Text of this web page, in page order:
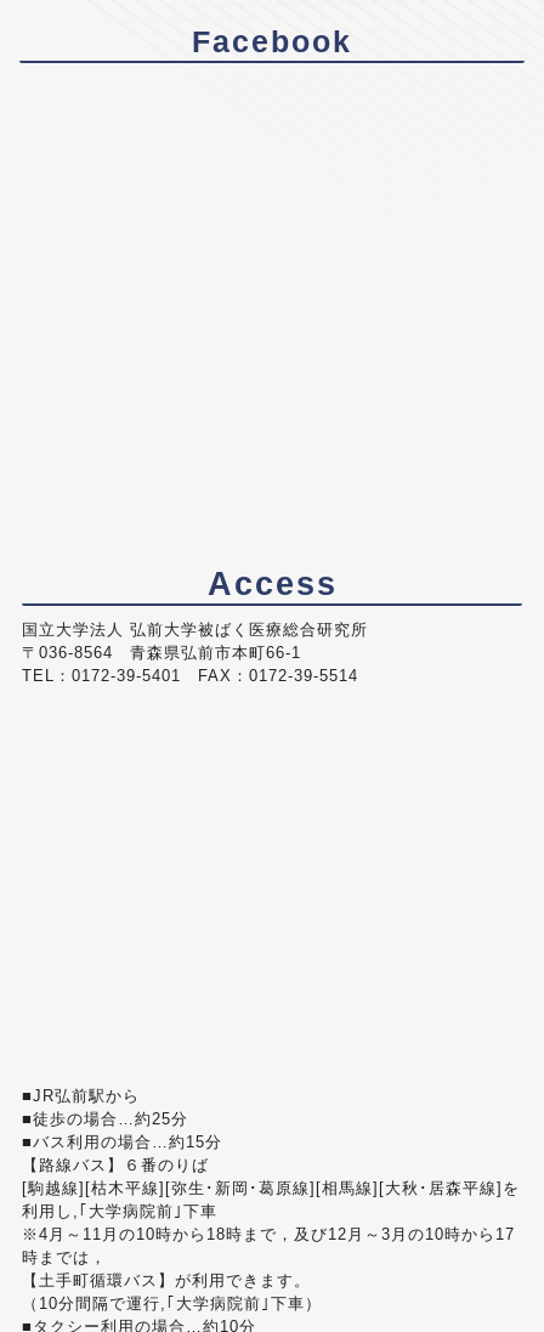
Facebook
Access
国立大学法人 弘前大学被ばく医療総合研究所
〒036-8564 青森県弘前市本町66-1
TEL：0172-39-5401 FAX：0172-39-5514
■JR弘前駅から
■徒歩の場合…約25分
■バス利用の場合…約15分
【路線バス】６番のりば
[駒越線][枯木平線][弥生･新岡･葛原線][相馬線][大秋･居森平線]を
利用し,｢大学病院前｣下車
※4月～11月の10時から18時まで，及び12月～3月の10時から17
時までは，
【土手町循環バス】が利用できます。
（10分間隔で運行,｢大学病院前｣下車）
■タクシー利用の場合…約10分